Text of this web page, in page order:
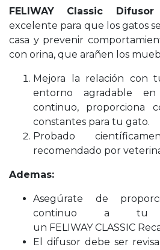
FELIWAY Classic Difusor
excelente para que los gatos
casa y prevenir
con orina, que arañen los
Mejora la relación con
entorno agradable
continuo, proporciona
constantes para tu gato.
Probado
recomendado por
Ademas:
Asegúrate de
continuo a tu
un FELIWAY CLASSIC
El difusor debe ser